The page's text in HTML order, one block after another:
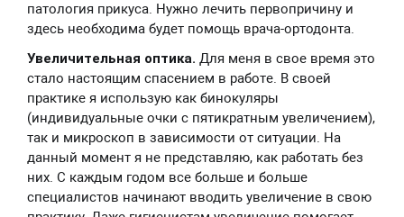
патология прикуса. Нужно лечить первопричину и
здесь необходима будет помощь врача-ортодонта.
Увеличительная оптика. Для меня в свое время это
стало настоящим спасением в работе. В своей
практике я использую как бинокуляры
(индивидуальные очки с пятикратным увеличением),
так и микроскоп в зависимости от ситуации. На
данный момент я не представляю, как работать без
них. С каждым годом все больше и больше
специалистов начинают вводить увеличение в свою